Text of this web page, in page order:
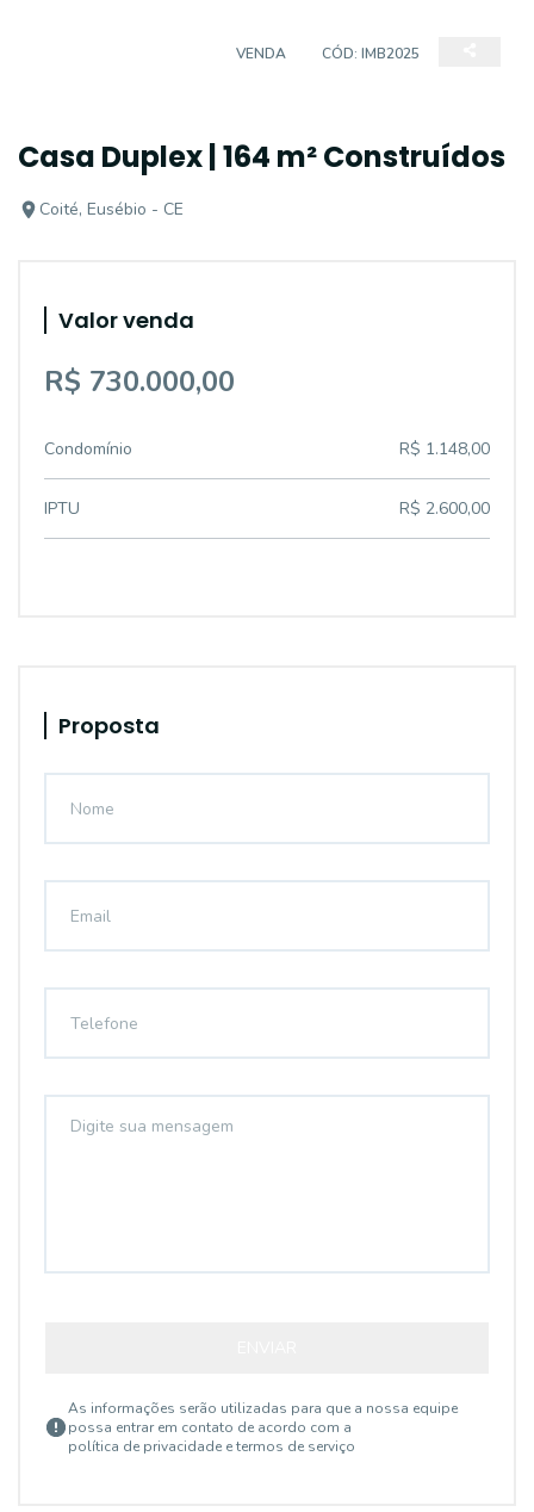
VENDA CÓD: IMB2025
Casa Duplex | 164 m² Construídos
Coité, Eusébio - CE
Valor venda
R$ 730.000,00
Condomínio R$ 1.148,00
IPTU R$ 2.600,00
Proposta
As informações serão utilizadas para que a nossa equipe
possa entrar em contato de acordo com a
política de privacidade e termos de serviço